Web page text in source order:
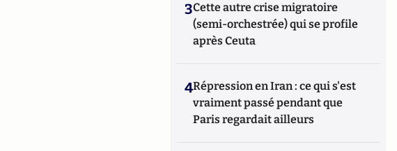
3Cette autre crise migratoire
(semi-orchestrée) qui se profile
après Ceuta
4Répression en Iran : ce qui s'est
vraiment passé pendant que
Paris regardait ailleurs